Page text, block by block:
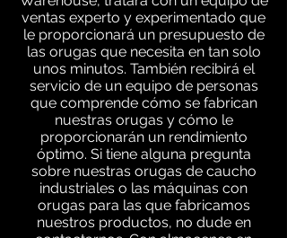
ventas experto y experimentado que
le proporcionará un presupuesto de
las orugas que necesita en tan solo
unos minutos. También recibirá el
servicio de un equipo de personas
que comprende cómo se fabrican
nuestras orugas y cómo le
proporcionarán un rendimiento
óptimo. Si tiene alguna pregunta
sobre nuestras orugas de caucho
industriales o las máquinas con
orugas para las que fabricamos
nuestros productos, no dude en